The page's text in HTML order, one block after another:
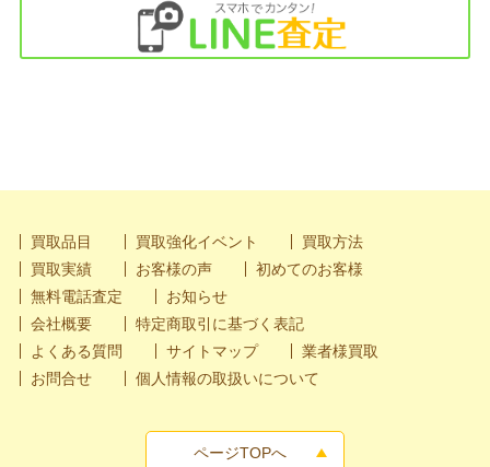
買取品目 買取強化イベント
買取方法
買取実績
お客様の声
初めてのお客様
無料電話査定
お知らせ
会社概要
特定商取引に基づく表記
よくある質問
サイトマップ
業者様買取
お問合せ
個人情報の取扱いについて
ページTOPへ